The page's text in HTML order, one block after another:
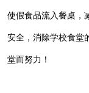
使假食品流入餐桌，
安全，消除学校食堂
堂而努力！